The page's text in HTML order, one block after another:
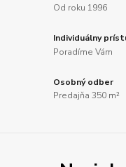
Od roku 1996
Individuálny
Poradíme Vám
Osobný odber
Predajňa 350 m²